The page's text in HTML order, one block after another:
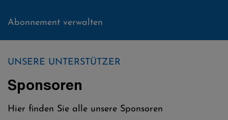
Abonnement verwalten
UNSERE UNTERSTÜTZER
Sponsoren
Hier finden Sie alle unsere Sponsoren